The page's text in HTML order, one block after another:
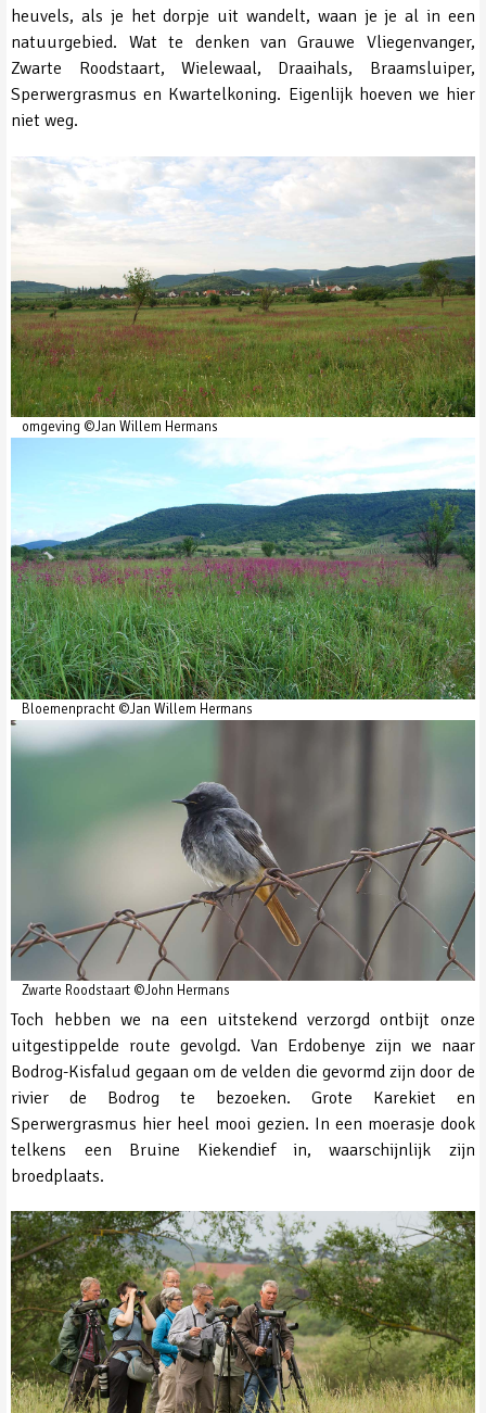
heuvels, als je het dorpje uit wandelt, waan je je al in een
natuurgebied. Wat te denken van Grauwe Vliegenvanger,
Zwarte Roodstaart, Wielewaal, Draaihals, Braamsluiper,
Sperwergrasmus en Kwartelkoning. Eigenlijk hoeven we hier
niet weg.
omgeving ©Jan Willem Hermans
Bloemenpracht ©Jan Willem Hermans
Zwarte Roodstaart ©John Hermans
Toch hebben we na een uitstekend verzorgd ontbijt onze
uitgestippelde route gevolgd. Van Erdobenye zijn we naar
Bodrog-Kisfalud gegaan om de velden die gevormd zijn door de
rivier de Bodrog te bezoeken. Grote Karekiet en
Sperwergrasmus hier heel mooi gezien. In een moerasje dook
telkens een Bruine Kiekendief in, waarschijnlijk zijn
broedplaats.